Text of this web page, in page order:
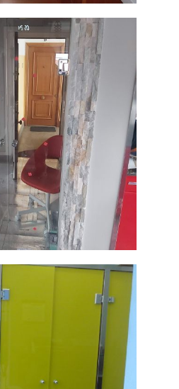
Ampliar
Ampliar